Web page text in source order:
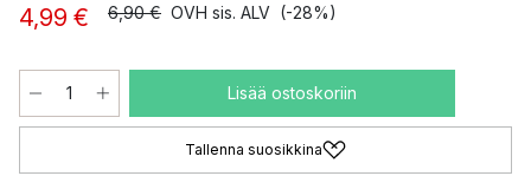
4,99 € 6,90 € OVH sis. ALV (-28%)
Lisää ostoskoriin
Tallenna suosikkina